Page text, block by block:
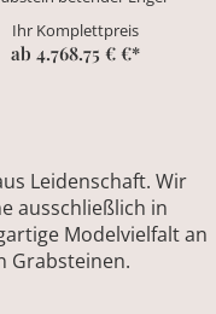
Ihr Komplettpreis
ab 4.768.75 € €*
Leidenschaft. Wir
ausschließlich in
Modelvielfalt an
Grabsteinen.